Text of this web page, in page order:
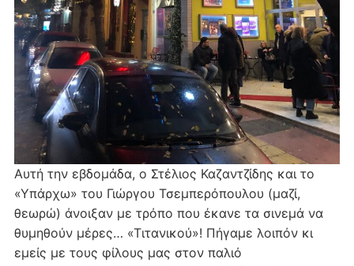
Αυτή την εβδομάδα, ο Στέλιος Καζαντζίδης και το
«Υπάρχω» του Γιώργου Τσεμπερόπουλου (μαζί,
θεωρώ) άνοιξαν με τρόπο που έκανε τα σινεμά να
θυμηθούν μέρες… «Τιτανικού»! Πήγαμε λοιπόν κι
εμείς με τους φίλους μας στον παλιό